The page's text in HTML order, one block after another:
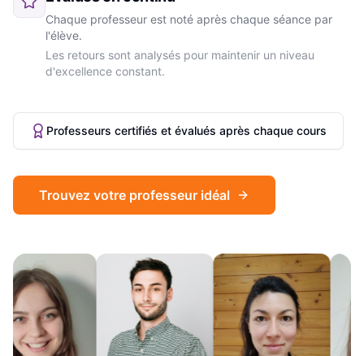
Chaque professeur est noté après chaque séance par
l'élève.
Les retours sont analysés pour maintenir un niveau
d'excellence constant.
Professeurs certifiés et évalués après chaque cours
Trouvez votre professeur idéal